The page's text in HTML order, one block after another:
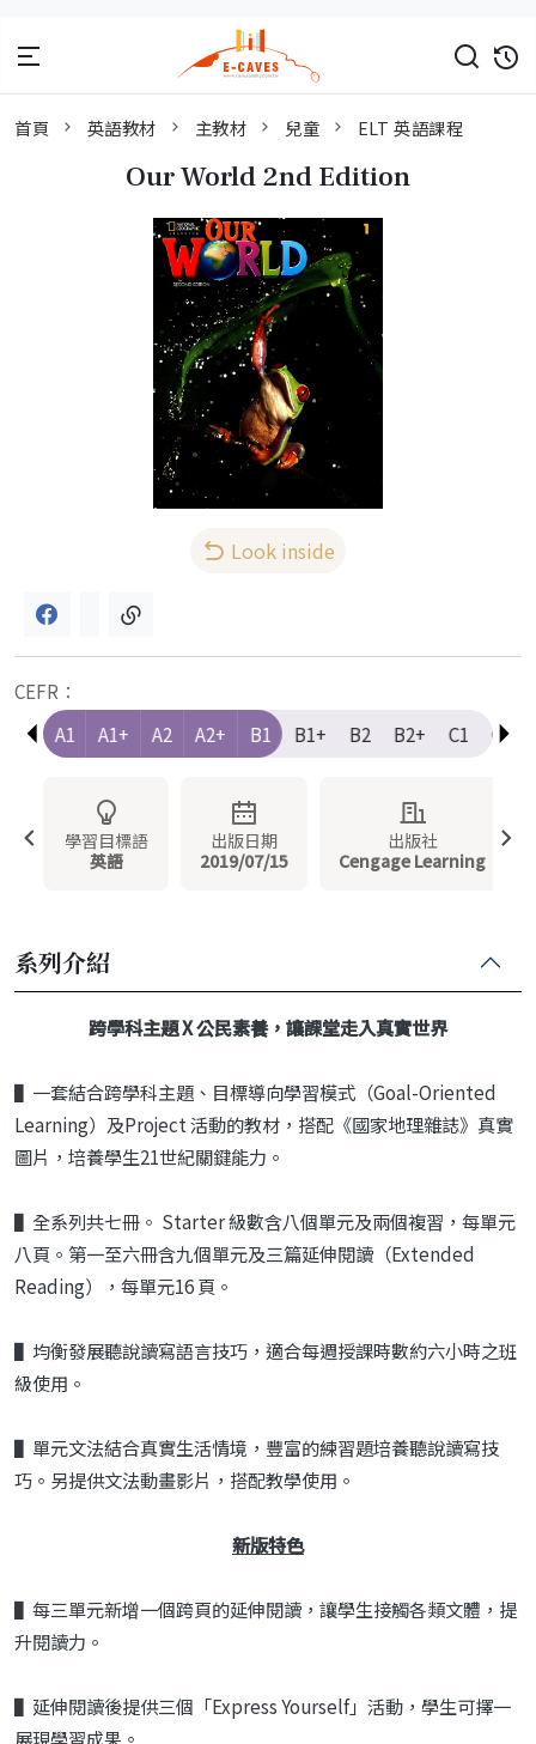
首頁 英語教材 主教材 兒童 ELT 英語課程
Our World 2nd Edition
Look inside
CEFR：
A1
A1 A1+ A2 A2+ B1 B1+ B2 B2+ C1 C1+
學習目標語
英語
出版日期
2019/07/15
出版社
Cengage Learning
系列介紹
跨學科主題 X 公民素養，讓課堂走入真實世界
▌一套結合跨學科主題、目標導向學習模式（Goal-Oriented
Learning）及Project 活動的教材，搭配《國家地理雜誌》真實
圖片，培養學生21世紀關鍵能力。
▌全系列共七冊。 Starter 級數含八個單元及兩個複習，每單元
八頁。第一至六冊含九個單元及三篇延伸閱讀（Extended
Reading），每單元16 頁。
▌均衡發展聽說讀寫語言技巧，適合每週授課時數約六小時之班
級使用。
▌單元文法結合真實生活情境，豐富的練習題培養聽說讀寫技
巧。另提供文法動畫影片，搭配教學使用。
新版特色
▌每三單元新增一個跨頁的延伸閱讀，讓學生接觸各類文體，提
升閱讀力。
▌延伸閱讀後提供三個「Express Yourself」活動，學生可擇一
展現學習成果。